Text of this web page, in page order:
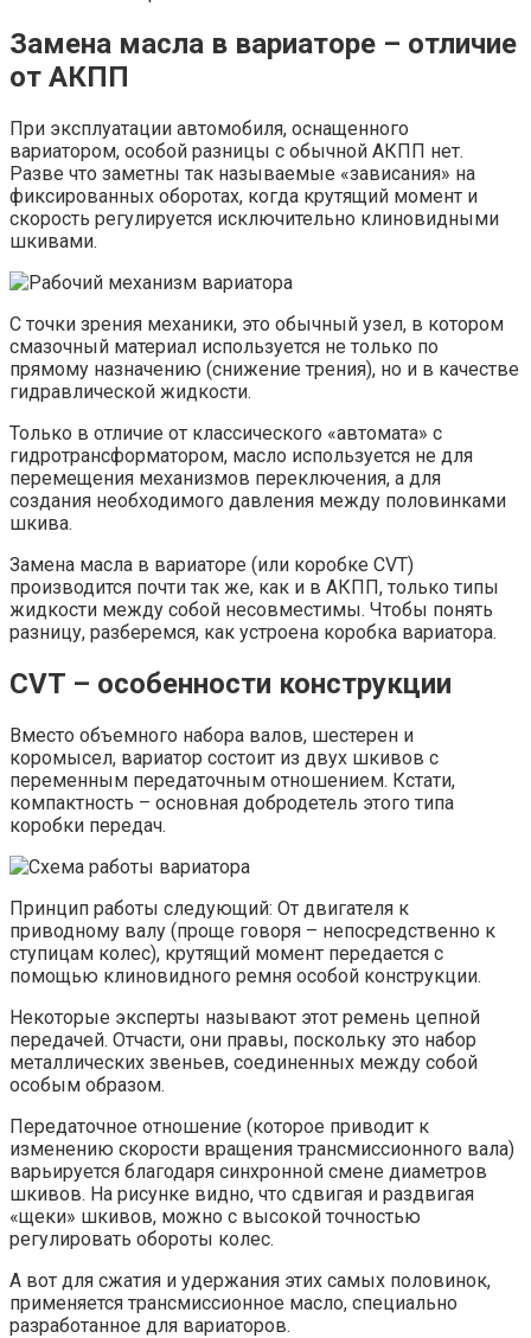
Замена масла в вариаторе – отличие
от АКПП
При эксплуатации автомобиля, оснащенного
вариатором, особой разницы с обычной АКПП нет.
Разве что заметны так называемые «зависания» на
фиксированных оборотах, когда крутящий момент и
скорость регулируется исключительно клиновидными
шкивами.
С точки зрения механики, это обычный узел, в котором
смазочный материал используется не только по
прямому назначению (снижение трения), но и в качестве
гидравлической жидкости.
Только в отличие от классического «автомата» с
гидротрансформатором, масло используется не для
перемещения механизмов переключения, а для
создания необходимого давления между половинками
шкива.
Замена масла в вариаторе (или коробке CVT)
производится почти так же, как и в АКПП, только типы
жидкости между собой несовместимы. Чтобы понять
разницу, разберемся, как устроена коробка вариатора.
CVT – особенности конструкции
Вместо объемного набора валов, шестерен и
коромысел, вариатор состоит из двух шкивов с
переменным передаточным отношением. Кстати,
компактность – основная добродетель этого типа
коробки передач.
Принцип работы следующий: От двигателя к
приводному валу (проще говоря – непосредственно к
ступицам колес), крутящий момент передается с
помощью клиновидного ремня особой конструкции.
Некоторые эксперты называют этот ремень цепной
передачей. Отчасти, они правы, поскольку это набор
металлических звеньев, соединенных между собой
особым образом.
Передаточное отношение (которое приводит к
изменению скорости вращения трансмиссионного вала)
варьируется благодаря синхронной смене диаметров
шкивов. На рисунке видно, что сдвигая и раздвигая
«щеки» шкивов, можно с высокой точностью
регулировать обороты колес.
А вот для сжатия и удержания этих самых половинок,
применяется трансмиссионное масло, специально
разработанное для вариаторов.